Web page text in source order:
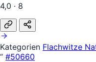
4,0 · 8
Kategorien Flachwitze
“ #50660